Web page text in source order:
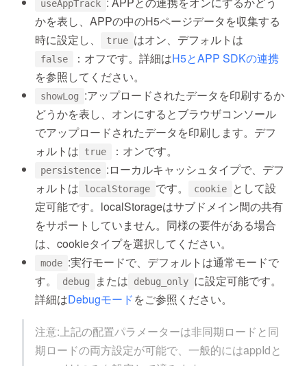
useAppTrack
かを表し、APPの中のH5ページデータを収集する
時に設定し、
true はオン、デフォルトは
false ：オフです。詳細はH5とAPP SDKの連携
を参照してください。
showLog
:アップロードされたデータを印刷するか
どうかを表し、オンにするとブラウザコンソール
でアップロードされたデータを印刷します。デフ
ォルトは
true ：オンです。
persistence :ローカルキャッシュタイプで、デフ
ォルトは
localStorage です。 cookie
として設
定可能です。localStorageはサブドメイン間の共有
をサポートしていません。同様の要件がある場合
は、cookieタイプを選択してください。
mode :実行モードで、デフォルトは通常モードで
す。
debug または debug_only に設定可能です。
詳細はDebugモードをご参照ください。
注意:上記の配置パラメーターは非同期ロードと同
期ロードの両方設定が可能で、一般的にはappIdと